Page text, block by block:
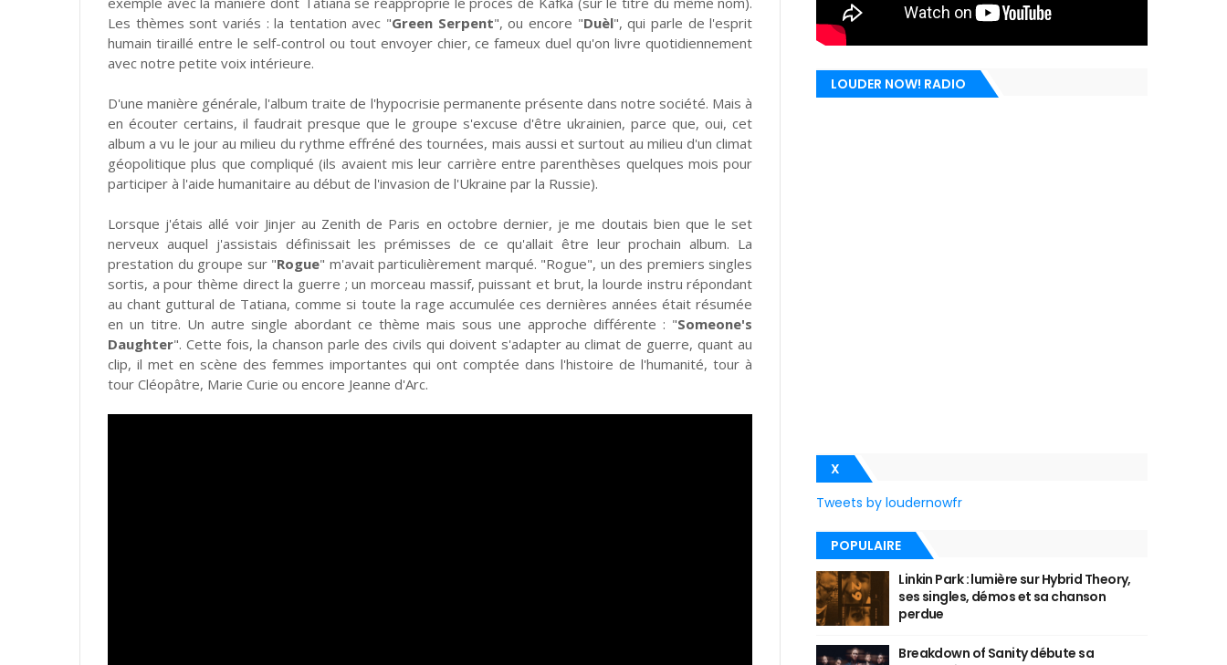
Les thèmes sont variés : la tentation avec "Green Serpent", ou encore "Duèl", qui parle de l'esprit
humain tiraillé entre le self-control ou tout envoyer chier, ce fameux duel qu'on livre quotidiennement
avec notre petite voix intérieure.
D'une manière générale, l'album traite de l'hypocrisie permanente présente dans notre société. Mais à
en écouter certains, il faudrait presque que le groupe s'excuse d'être ukrainien, parce que, oui, cet
album a vu le jour au milieu du rythme effréné des tournées, mais aussi et surtout au milieu d'un climat
géopolitique plus que compliqué (ils avaient mis leur carrière entre parenthèses quelques mois pour
participer à l'aide humanitaire au début de l'invasion de l'Ukraine par la Russie).
Lorsque j'étais allé voir Jinjer au Zenith de Paris en octobre dernier, je me doutais bien que le set
nerveux auquel j'assistais définissait les prémisses de ce qu'allait être leur prochain album. La
prestation du groupe sur "Rogue" m'avait particulièrement marqué. "Rogue", un des premiers singles
sortis, a pour thème direct la guerre ; un morceau massif, puissant et brut, la lourde instru répondant
au chant guttural de Tatiana, comme si toute la rage accumulée ces dernières années était résumée
en un titre. Un autre single abordant ce thème mais sous une approche différente : "Someone's
Daughter". Cette fois, la chanson parle des civils qui doivent s'adapter au climat de guerre, quant au
clip, il met en scène des femmes importantes qui ont comptée dans l'histoire de l'humanité, tour à
tour Cléopâtre, Marie Curie ou encore Jeanne d'Arc.
LOUDER NOW! RADIO
X
Tweets by loudernowfr
POPULAIRE
Linkin Park : lumière sur Hybrid Theory,
ses singles, démos et sa chanson
perdue
Breakdown of Sanity débute sa